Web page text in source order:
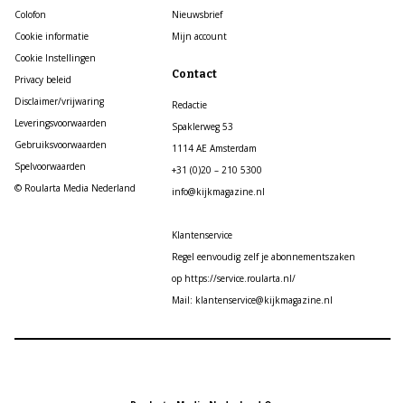
Colofon
Cookie informatie
Cookie Instellingen
Privacy beleid
Disclaimer/vrijwaring
Leveringsvoorwaarden
Gebruiksvoorwaarden
Spelvoorwaarden
© Roularta Media Nederland
Nieuwsbrief
Mijn account
Contact
Redactie
Spaklerweg 53
1114 AE Amsterdam
+31 (0)20 – 210 5300
info@kijkmagazine.nl
Klantenservice
Regel eenvoudig zelf je abonnementszaken
op https://service.roularta.nl/
Mail: klantenservice@kijkmagazine.nl